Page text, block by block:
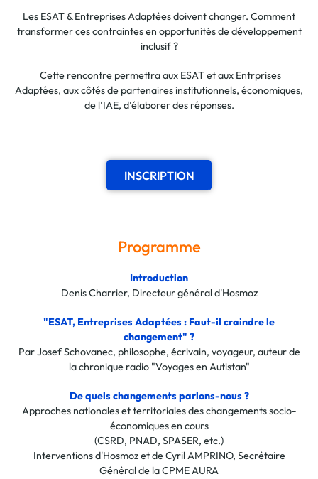
Les ESAT & Entreprises Adaptées doivent changer. Comment
transformer ces contraintes en opportunités de développement
inclusif ?
Cette rencontre permettra aux ESAT et aux Entrprises
Adaptées, aux côtés de partenaires institutionnels, économiques,
de l’IAE, d’élaborer des réponses.
INSCRIPTION
Programme
Introduction
Denis Charrier, Directeur général d'Hosmoz
"ESAT, Entreprises Adaptées : Faut-il craindre le
changement" ?
Par Josef Schovanec, philosophe, écrivain, voyageur, auteur de
la chronique radio "Voyages en Autistan"
De quels changements parlons-nous ?
Approches nationales et territoriales des changements socio-
économiques en cours
(CSRD, PNAD, SPASER, etc.)
Interventions d'Hosmoz et de Cyril AMPRINO, Secrétaire
Général de la CPME AURA